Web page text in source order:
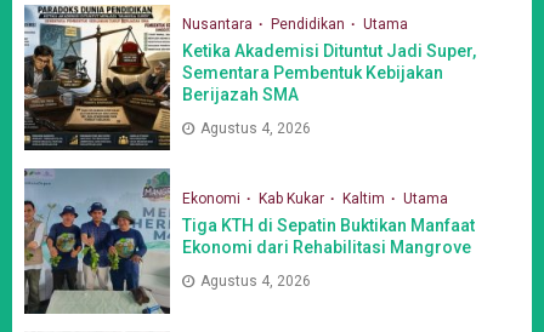
Nusantara Pendidikan Utama
Ketika Akademisi Dituntut Jadi Super,
Sementara Pembentuk Kebijakan
Berijazah SMA
Agustus 4, 2026
Ekonomi Kab Kukar Kaltim Utama
Tiga KTH di Sepatin Buktikan Manfaat
Ekonomi dari Rehabilitasi Mangrove
Agustus 4, 2026